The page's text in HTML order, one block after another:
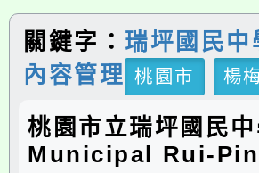
關鍵字： 瑞坪國民中
內容管理
桃園市 楊
桃園市立瑞坪國民
Municipal Rui-